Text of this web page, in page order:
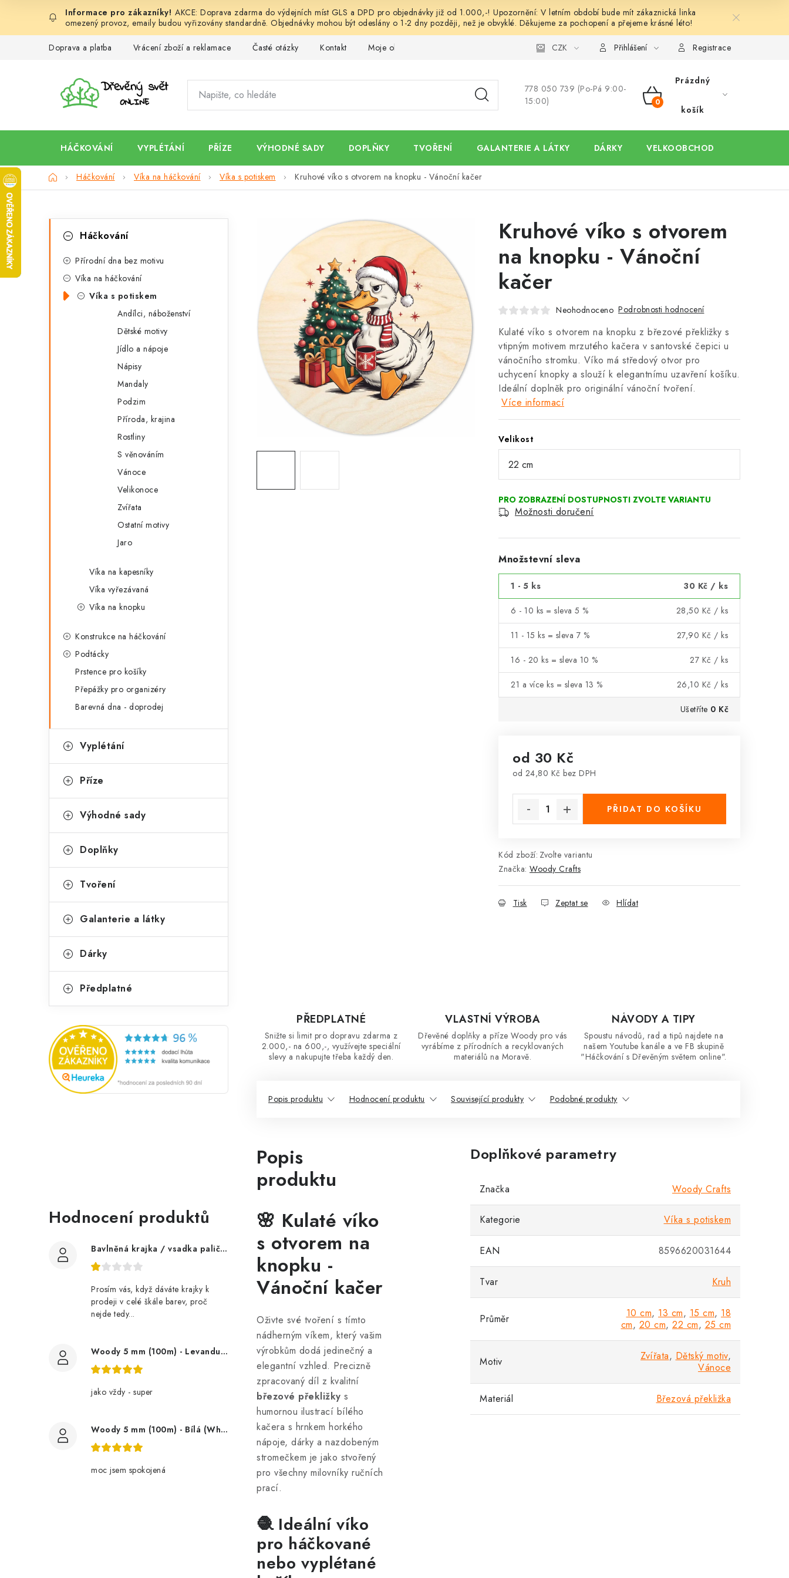
obsah
AKCE: Doprava zdarma do výdejních míst GLS a DPD pro objednávky již od 1.000,-! Upozornění: V letním období bude mít zákaznická linka
omezený provoz, emaily budou vyřizovány standardně. Objednávky mohou být odeslány o 1-2 dny později, než je obvyklé. Děkujeme za pochopení a přejeme krásné léto!
Doprava a platba Vrácení zboží a reklamace Časté otázky Kontakt Moje objednávka Ochrana osobních údajů Hodnocení obchodu
CZK Přihlášení Registrace
778 050 739 (Po-Pá 9:00-
15:00)
NÁKUPNÍ
Prázdný
košík
HÁČKOVÁNÍ VYPLÉTÁNÍ PŘÍZE VÝHODNÉ SADY DOPLŇKY TVOŘENÍ GALANTERIE A LÁTKY DÁRKY VELKOOBCHOD
DomůHáčkování Víka na háčkování Víka s potiskem Kruhové víko s otvorem na knopku - Vánoční kačer
kategorieHáčkování
Přírodní dna bez motivu
Víka na háčkování
Víka s potiskem
Andílci, náboženství
Dětské motivy
Jídlo a nápoje
Nápisy
Mandaly
Podzim
Příroda, krajina
Rostliny
S věnováním
Vánoce
Velikonoce
Zvířata
Ostatní motivy
Jaro
Víka na kapesníky
Víka vyřezávaná
Víka na knopku
Konstrukce na háčkování
Podtácky
Prstence pro košíky
Přepážky pro organizéry
Barevná dna - doprodej
Vyplétání
Příze
Výhodné sady
Doplňky
Tvoření
Galanterie a látky
Dárky
Předplatné
Hodnocení produktů
Bavlněná krajka / vsadka paličkovaná šíře 60 mm
Prosím vás, když dáváte krajky k
prodeji v celé škále barev, proč
nejde tedy...
Woody 5 mm (100m) - Levandule (Lavender)
jako vždy - super
Woody 5 mm (100m) - Bílá (White)
moc jsem spokojená
Kruhové víko s otvorem
na knopku - Vánoční
kačer
Neohodnoceno Podrobnosti hodnocení
Kulaté víko s otvorem na knopku z březové překližky s
vtipným motivem mrzutého kačera v santovské čepici u
vánočního stromku. Víko má středový otvor pro
uchycení knopky a slouží k elegantnímu uzavření košíku.
Ideální doplněk pro originální vánoční tvoření.
Více informací
Velikost
Možnosti doručení
Množstevní sleva
1 - 5 ks 30 Kč / ks
6 - 10 ks = sleva 5 % 28,50 Kč / ks
11 - 15 ks = sleva 7 % 27,90 Kč / ks
16 - 20 ks = sleva 10 % 27 Kč / ks
21 a více ks = sleva 13 % 26,10 Kč / ks
Ušetříte 0 Kč
od 30 Kč
od 24,80 Kč bez DPH
PŘIDAT DO KOŠÍKU
Kód zboží: Zvolte variantu
Značka: Woody Crafts
Tisk Zeptat se Hlídat
PŘEDPLATNÉ
Snižte si limit pro dopravu zdarma z
2.000,- na 600,-, využívejte speciální
slevy a nakupujte třeba každý den.
VLASTNÍ VÝROBA
Dřevěné doplňky a příze Woody pro vás
vyrábíme z přírodních a recyklovaných
materiálů na Moravě.
NÁVODY A TIPY
Spoustu návodů, rad a tipů najdete na
našem Youtube kanále a ve FB skupině
"Háčkování s Dřevěným světem online".
Popis produktu Hodnocení produktu Související produkty Podobné produkty
Popis
produktu
🌸 Kulaté víko
s otvorem na
knopku -
Vánoční kačer
Oživte své tvoření s tímto
nádherným víkem, který vašim
výrobkům dodá jedinečný a
elegantní vzhled. Precizně
zpracovaný díl z kvalitní
březové překližky s
humornou ilustrací bílého
kačera s hrnkem horkého
nápoje, dárky a nazdobeným
stromečkem je jako stvořený
pro všechny milovníky ručních
prací.
🧶 Ideální víko
pro háčkované
nebo vyplétané
Doplňkové parametry
Značka Woody Crafts
Kategorie Víka s potiskem
EAN 8596620031644
Tvar Kruh
Průměr 10 cm, 13 cm, 15 cm, 18
cm, 20 cm, 22 cm, 25 cm
Motiv Zvířata, Dětský motiv,
Vánoce
Materiál Březová překližka